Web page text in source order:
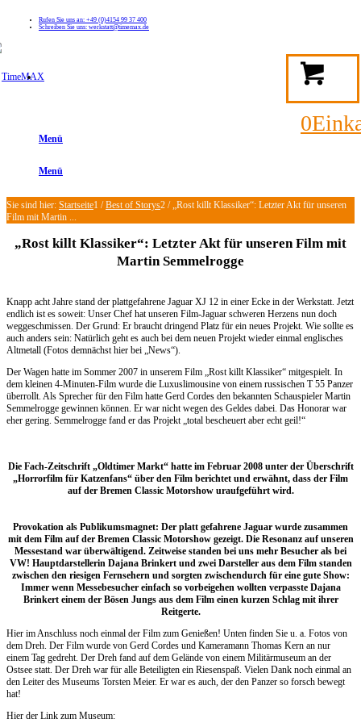
Rufen Sie uns an: +49 (0)4154 99 37 400
Schreiben Sie uns: werkstatt@timemax.de
0
Menü
Menü
Sie sind hier: Startseite1 / Best of Storys2 / „Rost killt Klassiker“: Letzter Akt für unseren
Film mit Martin ...
„Rost killt Klassiker“: Letzter Akt für unseren Film mit
Martin Semmelrogge
Knapp acht Jahre stand der plattgefahrene Jaguar XJ 12 in einer Ecke in der Werkstatt. Jetzt
endlich ist es soweit: Unser Chef hat unseren Film-Jaguar schweren Herzens nun doch
weggeschmissen. Der Grund: Er braucht dringend Platz für ein neues Projekt. Wie sollte es
auch anders sein: Natürlich geht es auch bei dem neuen Projekt wieder einmal englisches
Altmetall (Fotos demnächst hier bei „News“).
Der Wagen hatte im Sommer 2007 in unserem Film „Rost killt Klassiker“ mitgespielt. In
dem kleinen 4-Minuten-Film wurde die Luxuslimousine von einem russischen T 55 Panzer
überrollt. Als Sprecher für den Film hatte Gerd Cordes den bekannten Schauspieler Martin
Semmelrogge gewinnen können. Er war nicht wegen des Geldes dabei. Das Honorar war
eher gering. Semmelrogge fand er das Projekt „total bescheuert aber echt geil!“
Die Fach-Zeitschrift „Oldtimer Markt“ hatte im Februar 2008 unter der Überschrift
„Horrorfilm für Katzenfans“ über den Film berichtet und erwähnt, dass der Film
auf der Bremen Classic Motorshow uraufgeführt wird.
Provokation als Publikumsmagnet: Der platt gefahrene Jaguar wurde zusammen
mit dem Film auf der Bremen Classic Motorshow gezeigt. Die Resonanz auf unseren
Messestand war überwältigend. Zeitweise standen bei uns mehr Besucher als bei
VW! Hauptdarstellerin Dajana Brinkert und zwei Darsteller aus dem Film standen
zwischen den riesigen Fernsehern und sorgten zwischendurch für eine gute Show:
Immer wenn Messebesucher einfach so vorbeigehen wollten verpasste Dajana
Brinkert einem der Bösen Jungs aus dem Film einen kurzen Schlag mit ihrer
Reitgerte.
Hier im Anschluss noch einmal der Film zum Genießen! Unten finden Sie u. a. Fotos von
dem Dreh. Der Film wurde von Gerd Cordes und Kameramann Thomas Kern an nur
einem Tag gedreht. Der Dreh fand auf dem Gelände von einem Militärmuseum an der
Ostsee statt. Der Dreh war für alle Beteiligten ein Riesenspaß. Vielen Dank noch einmal an
den Leiter des Museums Torsten Meier. Er war es auch, der den Panzer so forsch bewegt
hat!
Hier der Link zum Museum: